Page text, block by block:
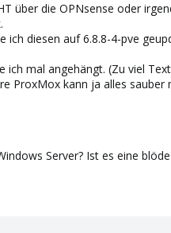
über die OPNsense oder
diesen auf 6.8.8-4-pve
mal angehängt. (Zu viel
ProxMox kann ja alles sauber
Server? Ist es eine